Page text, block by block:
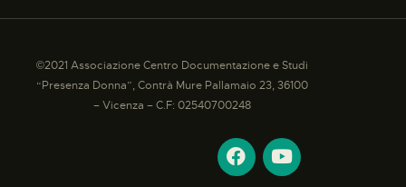
©2021 Associazione Centro Documentazione e Studi
“Presenza Donna”, Contrà Mure Pallamaio 23, 36100
– Vicenza – C.F: 02540700248